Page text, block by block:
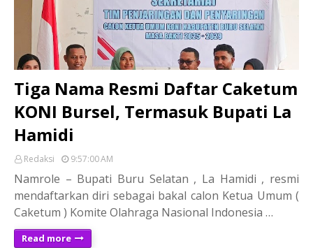
Tiga Nama Resmi Daftar Caketum
KONI Bursel, Termasuk Bupati La
Hamidi
Redaksi 9:57:00 AM
Namrole – Bupati Buru Selatan , La Hamidi , resmi
mendaftarkan diri sebagai bakal calon Ketua Umum (
Caketum ) Komite Olahraga Nasional Indonesia …
Read more